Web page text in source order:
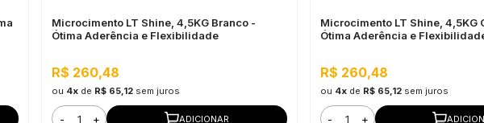
Microcimento LT Shine, 4,5KG Branco -
Ótima Aderência e Flexibilidade
R$ 260,48
ou 4x de R$ 65,12 sem juros
- + ADICIONAR
Microcimento LT Shine, 4,5KG
Ótima Aderência e
R$ 260,48
ou 4xde R$ 65,12 sem juros
- +